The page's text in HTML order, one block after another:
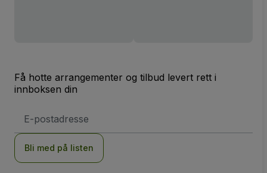
Få hotte arrangementer og tilbud levert rett i
innboksen din
postadresse
Bli med på listen